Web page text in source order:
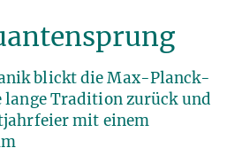
blickt die Max-Planck-
lange Tradition zurück und
mit einem